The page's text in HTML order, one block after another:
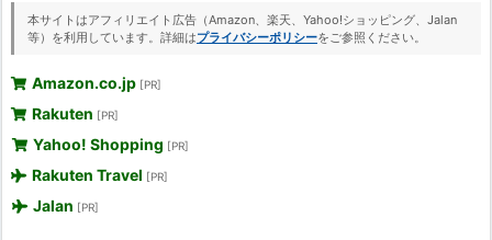
本サイトはアフィリエイト広告（Amazon、楽天、Yahoo!ショッピング、Jalan
等）を利用しています。詳細はプライバシーポリシーをご参照ください。
Amazon.co.jp [PR]
Rakuten [PR]
Yahoo! Shopping [PR]
Rakuten Travel [PR]
Jalan [PR]